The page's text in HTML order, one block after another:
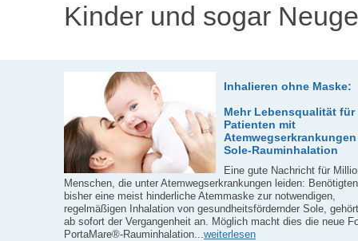
Kinder und sogar
Inhalieren ohne Maske:
Mehr Lebensqualität für
Patienten mit
Sole-Rauminhalation
Eine gute Nachricht für
Menschen, die unter Atemwegserkrankungen leiden:
bisher eine meist hinderliche Atemmaske zur notwendigen,
regelmäßigen Inhalation von gesundheitsfördernder Sole,
ab sofort der Vergangenheit an. Möglich macht dies die neue
PortaMare®-Rauminhalation...weiterlesen